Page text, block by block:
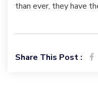
than ever, they have
Share This Post :